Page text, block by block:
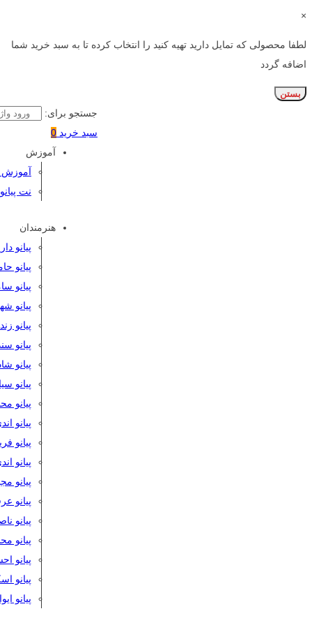
×
لطفا محصولی که تمایل دارید تهیه کنید را انتخاب کرده تا به سبد خرید شما
اضافه گردد
بستن
جستجو برای:
سبد خرید 0
آموزش
آموزش
نت پیانو
هنرمندان
پیانو
پیانو
پیانو
پیانو
پیانو
پیانو
پیانو
پیانو
پیانو
پیانو
پیانو
پیانو
پیانو
پیانو
پیانو
پیانو
پیانو
پیانو
پیانو